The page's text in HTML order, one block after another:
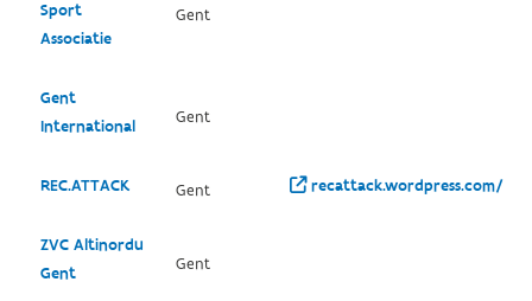
Sport
Associatie
Gent
Gent
International
Gent
REC.ATTACK Gent recattack.wordpress.com/
ZVC Altinordu
Gent
Gent